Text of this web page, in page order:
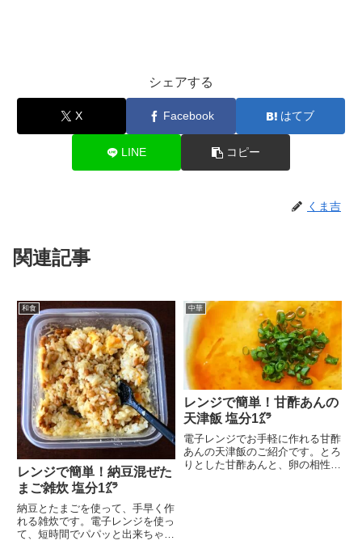
シェアする
X Facebook はてブ
LINE コピー
くま吉
関連記事
和食
レンジで簡単！納豆混ぜた
まご雑炊 塩分1㌘
納豆とたまごを使って、手早く作
れる雑炊です。電子レンジを使っ
て、短時間でパパッと出来ちゃい
中華
レンジで簡単！甘酢あんの
天津飯 塩分1㌘
電子レンジでお手軽に作れる甘酢
あんの天津飯のご紹介です。とろ
りとした甘酢あんと、卵の相性が